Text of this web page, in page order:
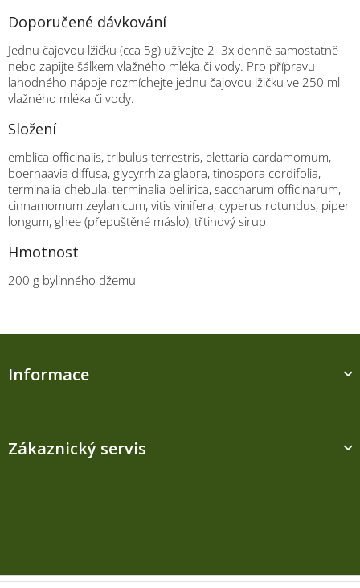
Doporučené dávkování
Jednu čajovou lžičku (cca 5g) užívejte 2–3x denně samostatně
nebo zapijte šálkem vlažného mléka či vody. Pro přípravu
lahodného nápoje rozmíchejte jednu čajovou lžičku ve 250 ml
vlažného mléka či vody.
Složení
emblica officinalis, tribulus terrestris, elettaria cardamomum,
boerhaavia diffusa, glycyrrhiza glabra, tinospora cordifolia,
terminalia chebula, terminalia bellirica, saccharum officinarum,
cinnamomum zeylanicum, vitis vinifera, cyperus rotundus, piper
longum, ghee (přepuštěné máslo), třtinový sirup
Hmotnost
200 g bylinného džemu
Z
Informace
Zákaznický servis